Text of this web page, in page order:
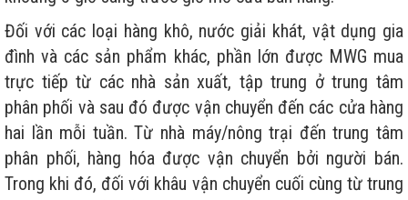
Đối với các loại hàng khô, nước giải khát, vật dụng gia
đình và các sản phẩm khác, phần lớn được MWG mua
trực tiếp từ các nhà sản xuất, tập trung ở trung tâm
phân phối và sau đó được vận chuyển đến các cửa hàng
hai lần mỗi tuần. Từ nhà máy/nông trại đến trung tâm
phân phối, hàng hóa được vận chuyển bởi người bán.
Trong khi đó, đối với khâu vận chuyển cuối cùng từ trung